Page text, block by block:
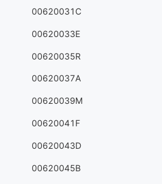
00620031C
00620033E
00620035R
00620037A
00620039M
00620041F
00620043D
00620045B